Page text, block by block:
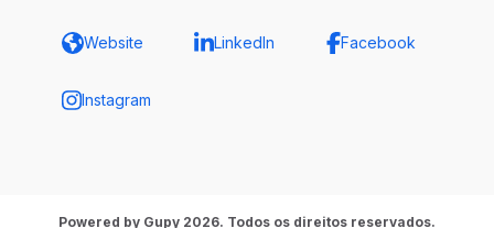
Website LinkedIn Facebook
Instagram
Powered by Gupy 2026. Todos os direitos reservados.